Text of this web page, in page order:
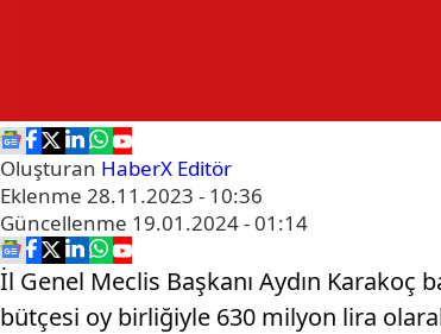
Oluşturan HaberX Editör
Eklenme 28.11.2023 - 10:36
Güncellenme 19.01.2024 - 01:14
İl Genel Meclis Başkanı Aydın Karakoç
bütçesi oy birliğiyle 630 milyon lira